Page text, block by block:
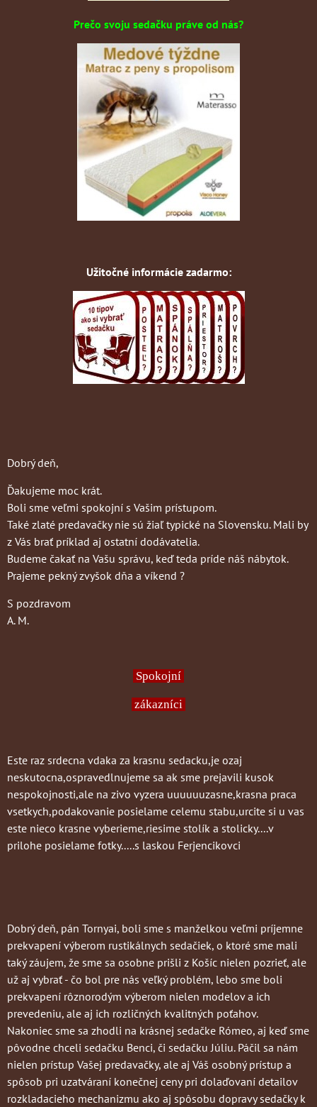
Prečo svoju sedačku práve od nás?
Užitočné informácie zadarmo:
Dobrý deň,
Ďakujeme moc krát.
Boli sme veľmi spokojní s Vašim prístupom.
Také zlaté predavačky nie sú žiaľ typické na Slovensku. Mali by
z Vás brať príklad aj ostatní dodávatelia.
Budeme čakať na Vašu správu, keď teda príde náš nábytok.
Prajeme pekný zvyšok dňa a víkend ?
S pozdravom
A. M.
Spokojní
zákazníci
Este raz srdecna vdaka za krasnu sedacku,je ozaj
neskutocna,ospravedlnujeme sa ak sme prejavili kusok
nespokojnosti,ale na zivo vyzera uuuuuuzasne,krasna praca
vsetkych,podakovanie posielame celemu stabu,urcite si u vas
este nieco krasne vyberieme,riesime stolík a stolicky....v
prilohe posielame fotky.....s laskou Ferjencikovci
Dobrý deň, pán Tornyai, boli sme s manželkou veľmi príjemne
prekvapení výberom rustikálnych sedačiek, o ktoré sme mali
taký záujem, že sme sa osobne prišli z Košíc nielen pozrieť, ale
už aj vybrať - čo bol pre nás veľký problém, lebo sme boli
prekvapení rôznorodým výberom nielen modelov a ich
prevedeniu, ale aj ich rozličných kvalitných poťahov.
Nakoniec sme sa zhodli na krásnej sedačke Rómeo, aj keď sme
pôvodne chceli sedačku Benci, či sedačku Júliu. Páčil sa nám
nielen prístup Vašej predavačky, ale aj Váš osobný prístup a
spôsob pri uzatváraní konečnej ceny pri dolaďovaní detailov
rozkladacieho mechanizmu ako aj spôsobu dopravy sedačky k